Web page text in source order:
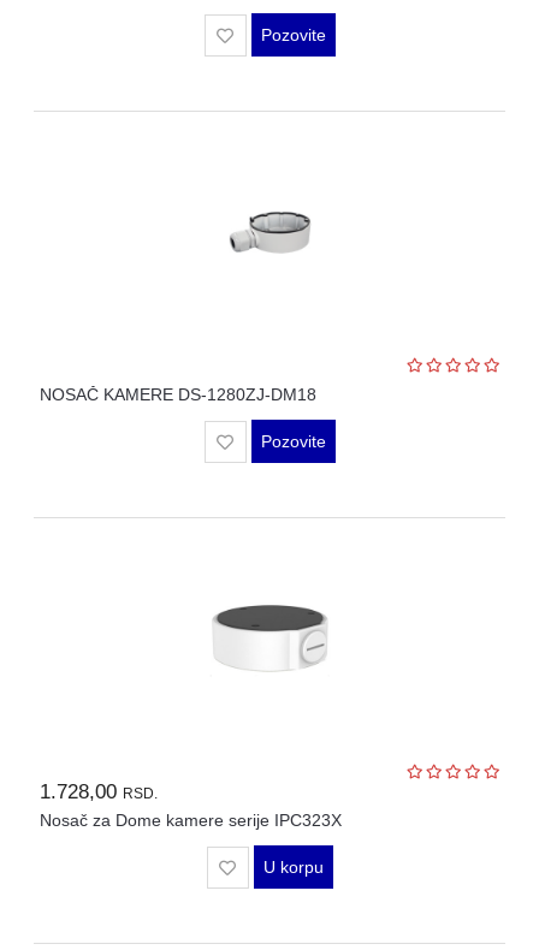
Pozovite
NOSAČ KAMERE DS-1280ZJ-DM18
Pozovite
1.728,00 RSD.
Nosač za Dome kamere serije IPC323X
U korpu